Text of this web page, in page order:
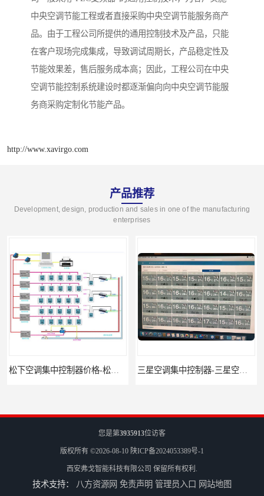
中央空调节能工程或者直接采购中央空调节能服务商产
品。由于工程公司所提供的通用控制技术及产品，只能
在客户现场完成集成，导致调试周期长，产品稳定性及
节能效果差，售后服务成本高；因此，工程公司在中央
空调节能控制系统建设时都逐渐偏向向中央空调节能服
务商采购定制化节能产品。
http://www.xavirgo.com
产品推荐
Development, design, production and sales in one of the manufacturing
enterprises
您是第3935913位访客
版权所有 ©2026-08-10 陕ICP备2024053389号-1
西安弗戈智能科技有限公司 保留所有权利.
技术支持： 八方资源网 免责声明 管理员入口 网站地图